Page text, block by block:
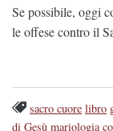
Se possibile, oggi
le offese contro il
sacro cuore libro
di Gesù mariologia